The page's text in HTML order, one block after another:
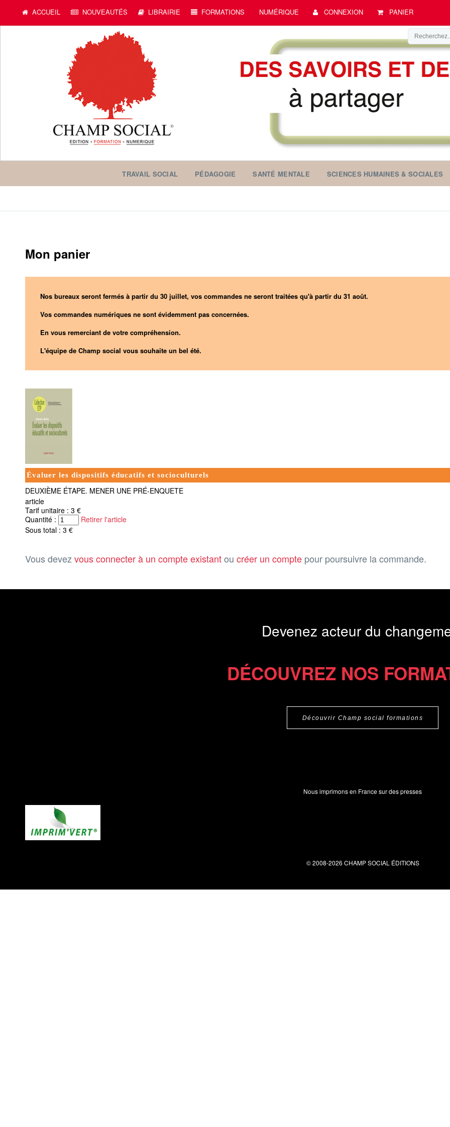
ACCUEIL NOUVEAUTÉS LIBRAIRIE FORMATIONS NUMÉRIQUE CONNEXION PANIER
TRAVAIL SOCIAL PÉDAGOGIE SANTÉ MENTALE SCIENCES HUMAINES & SOCIALES
Mon panier
Nos bureaux seront fermés à partir du 30 juillet, vos commandes ne seront traitées qu'à partir du 31 août.
Vos commandes numériques ne sont évidemment pas concernées.
En vous remerciant de votre compréhension.
L'équipe de Champ social vous souhaite un bel été.
Évaluer les dispositifs éducatifs et socioculturels
DEUXIÈME ÉTAPE. MENER UNE PRÉ-ENQUETE
article
Tarif unitaire : 3 €
Quantité :
Retirer l'article
Sous total : 3 €
Vous devezvous connecter à un compte existantou créer un compte pour poursuivre la commande.
Devenez acteur du
DÉCOUVREZ NOS
Découvrir Champ social formations
Nous imprimons en France sur des presses
© 2008-2026 CHAMP SOCIAL ÉDITIONS